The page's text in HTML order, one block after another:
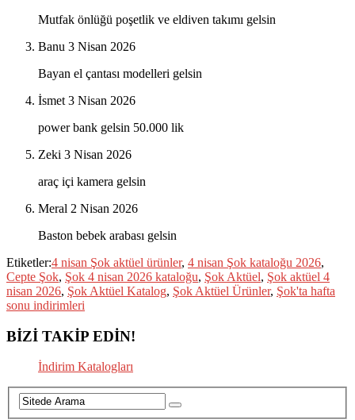
Mutfak önlüğü poşetlik ve eldiven takımı gelsin
Banu 3 Nisan 2026
Bayan el çantası modelleri gelsin
İsmet 3 Nisan 2026
power bank gelsin 50.000 lik
Zeki 3 Nisan 2026
araç içi kamera gelsin
Meral 2 Nisan 2026
Baston bebek arabası gelsin
Etiketler:4 nisan Şok aktüel ürünler, 4 nisan Şok kataloğu 2026,
Cepte Şok, Şok 4 nisan 2026 kataloğu, Şok Aktüel, Şok aktüel 4
nisan 2026, Şok Aktüel Katalog, Şok Aktüel Ürünler, Şok'ta hafta
sonu indirimleri
BİZİ TAKİP EDİN!
İndirim Katalogları